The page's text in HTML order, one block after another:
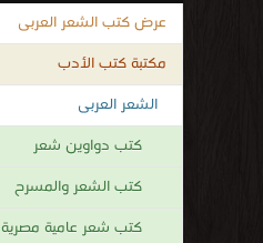
عرض كتب الشعر العربى
مكتبة كتب الأدب
الشعر العربى
كتب دواوين شعر
كتب الشعر والمسرح
كتب شعر عامية مصرية